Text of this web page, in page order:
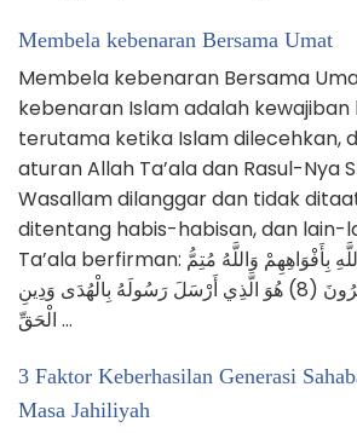
Membela kebenaran Bersama Umat
Membela kebenaran Bersama
kebenaran Islam adalah kewajiban
terutama ketika Islam dilecehkan,
aturan Allah Ta’ala dan Rasul-Nya
Wasallam dilanggar dan tidak
ditentang habis-habisan, dan lain-
Ta’ala berfirman: يُرِيدُونَ لِيُطْفِئُوا نُورَ اللَّهِ بِأَفْوَاهِهِمْ وَاللَّهُ مُتِمُّ
نُورِهِ وَلَوْ كَرِهَ الْكَافِرُونَ (8) هُوَ الَّذِي أَرْسَلَ رَسُولَهُ بِالْهُدَى وَدِينِ
الْحَقِّ …
3 Faktor Keberhasilan Generasi
Masa Jahiliyah